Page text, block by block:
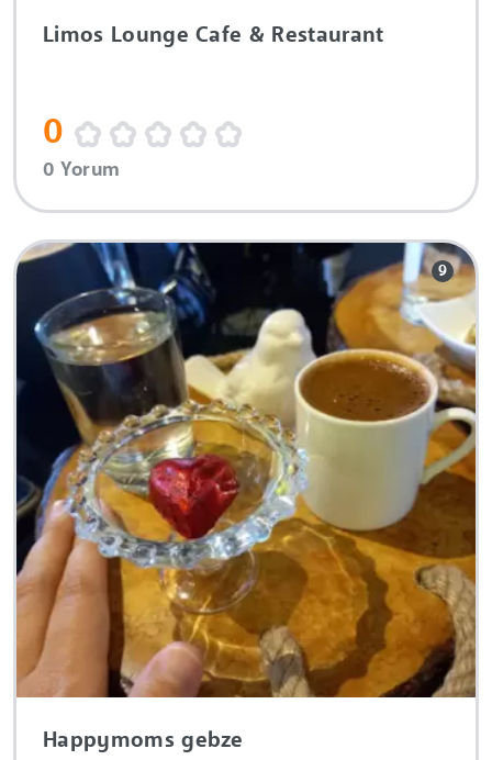
Limos Lounge Cafe & Restaurant
0
0 Yorum
9
Happymoms gebze